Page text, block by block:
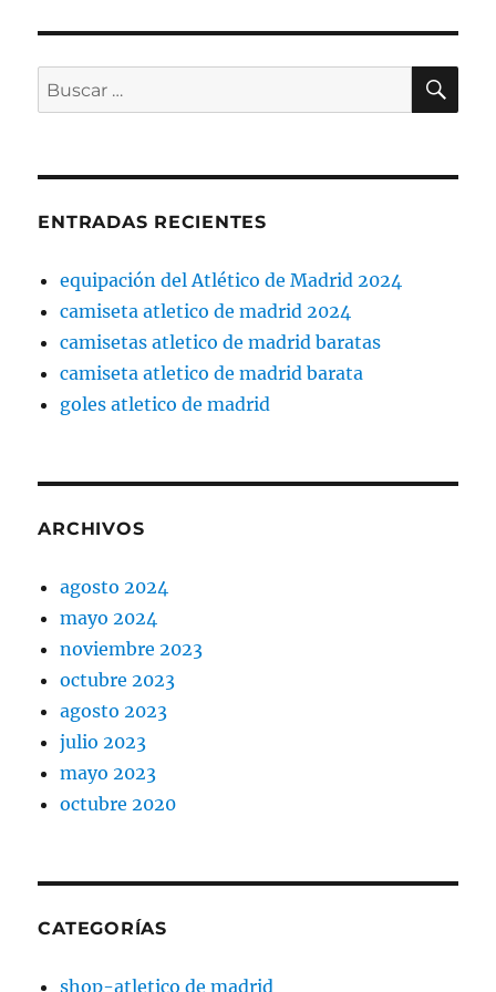
Buscar
por:
ENTRADAS RECIENTES
equipación del Atlético de Madrid 2024
camiseta atletico de madrid 2024
camisetas atletico de madrid baratas
camiseta atletico de madrid barata
goles atletico de madrid
ARCHIVOS
agosto 2024
mayo 2024
noviembre 2023
octubre 2023
agosto 2023
julio 2023
mayo 2023
octubre 2020
CATEGORÍAS
shop-atletico de madrid